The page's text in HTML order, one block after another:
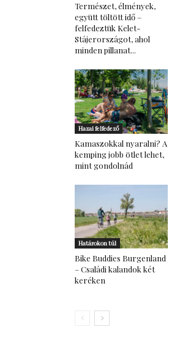
Természet, élmények,
együtt töltött idő –
felfedeztük Kelet-
Stájerországot, ahol
minden pillanat...
Hazai felfedező
Kamaszokkal nyaralni? A
kemping jobb ötlet lehet,
mint gondolnád
Határokon túl
Bike Buddies Burgenland
– Családi kalandok két
keréken